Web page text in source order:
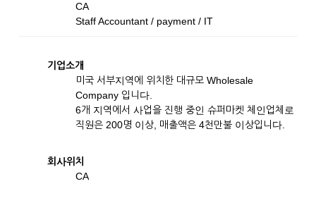
CA
Staff Accountant / payment / IT
기업소개
미국 서부지역에 위치한 대규모 Wholesale
Company 입니다.
6개 지역에서 사업을 진행 중인 슈퍼마켓 체인업체로
직원은 200명 이상, 매출액은 4천만불 이상입니다.
회사위치
CA